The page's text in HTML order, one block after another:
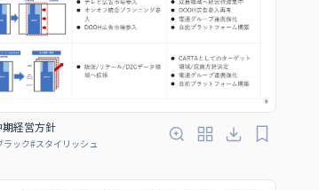
期経営方針
ラック#スタイリッシュ